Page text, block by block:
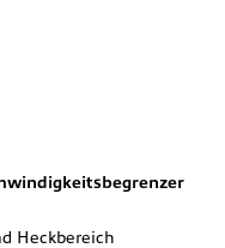
Heckbereich